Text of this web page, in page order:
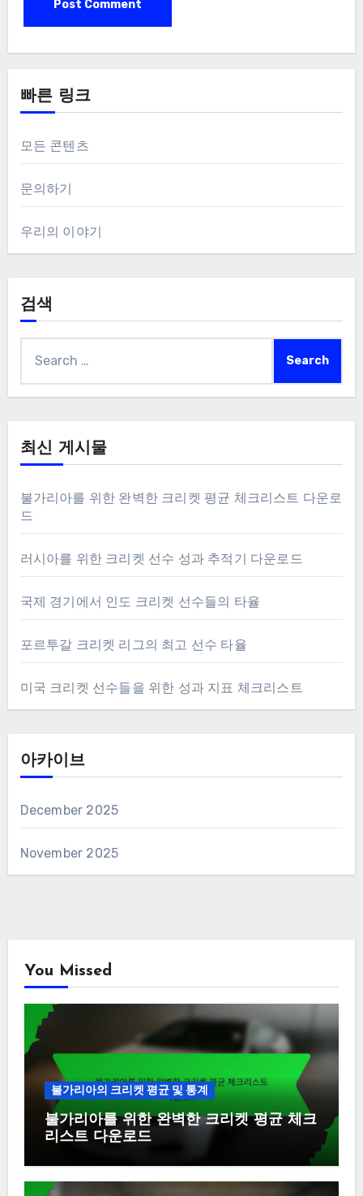
빠른 링크
모든 콘텐츠
문의하기
우리의 이야기
검색
for:
최신 게시물
불가리아를 위한 완벽한 크리켓 평균 체크리스트 다운로
드
러시아를 위한 크리켓 선수 성과 추적기 다운로드
국제 경기에서 인도 크리켓 선수들의 타율
포르투갈 크리켓 리그의 최고 선수 타율
미국 크리켓 선수들을 위한 성과 지표 체크리스트
아카이브
December 2025
November 2025
You Missed
불가리아의 크리켓 평균 및 통계
불가리아를 위한 완벽한 크리켓 평균 체크
리스트 다운로드